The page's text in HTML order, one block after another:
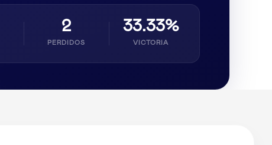
2
PERDIDOS
33.33%
VICTORIA